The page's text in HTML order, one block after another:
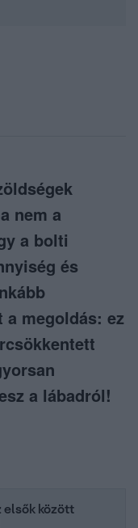
nem a
a bolti
és
megoldás: ez
a lábadról!
elsők között